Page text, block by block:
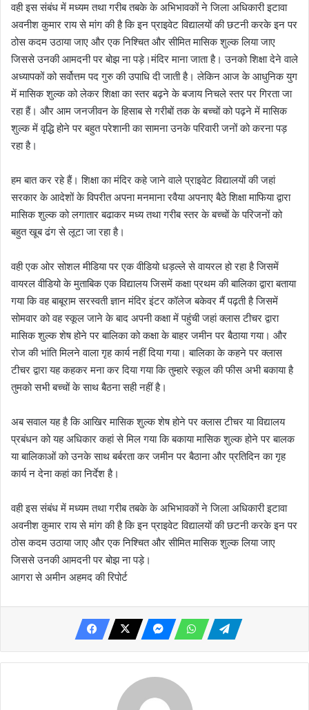
वही इस संबंध में मध्यम तथा गरीब तबके के अभिभावकों ने जिला अधिकारी इटावा
अवनीश कुमार राय से मांग की है कि इन प्राइवेट विद्यालयों की छटनी करके इन पर
ठोस कदम उठाया जाए और एक निश्चित और सीमित मासिक शुल्क लिया जाए
जिससे उनकी आमदनी पर बोझ ना पड़े।मंदिर माना जाता है। उनको शिक्षा देने वाले
अध्यापकों को सर्वोत्तम पद गुरु की उपाधि दी जाती है। लेकिन आज के आधुनिक युग
में मासिक शुल्क को लेकर शिक्षा का स्तर बढ़ने के बजाय निचले स्तर पर गिरता जा
रहा हैं। और आम जनजीवन के हिसाब से गरीबों तक के बच्चों को पढ़ने में मासिक
शुल्क में वृद्धि होने पर बहुत परेशानी का सामना उनके परिवारी जनों को करना पड़
रहा है।
हम बात कर रहे हैं। शिक्षा का मंदिर कहे जाने वाले प्राइवेट विद्यालयों की जहां
सरकार के आदेशों के विपरीत अपना मनमाना रवैया अपनाए बैठे शिक्षा माफिया द्वारा
मासिक शुल्क को लगातार बढाकर मध्य तथा गरीब स्तर के बच्चों के परिजनों को
बहुत खूब ढंग से लूटा जा रहा है।
वही एक ओर सोशल मीडिया पर एक वीडियो धड़ल्ले से वायरल हो रहा है जिसमें
वायरल वीडियो के मुताबिक एक विद्यालय जिसमें कक्षा प्रथम की बालिका द्वारा बताया
गया कि वह बाबूराम सरस्वती ज्ञान मंदिर इंटर कॉलेज बकेवर मैं पढ़ती है जिसमें
सोमवार को वह स्कूल जाने के बाद अपनी कक्षा में पहुंची जहां क्लास टीचर द्वारा
मासिक शुल्क शेष होने पर बालिका को कक्षा के बाहर जमीन पर बैठाया गया। और
रोज की भांति मिलने वाला गृह कार्य नहीं दिया गया। बालिका के कहने पर क्लास
टीचर द्वारा यह कहकर मना कर दिया गया कि तुम्हारे स्कूल की फीस अभी बकाया है
तुमको सभी बच्चों के साथ बैठना सही नहीं है।
अब सवाल यह है कि आखिर मासिक शुल्क शेष होने पर क्लास टीचर या विद्यालय
प्रबंधन को यह अधिकार कहां से मिल गया कि बकाया मासिक शुल्क होने पर बालक
या बालिकाओं को उनके साथ बर्बरता कर जमीन पर बैठाना और प्रतिदिन का गृह
कार्य न देना कहां का निर्देश है।
वही इस संबंध में मध्यम तथा गरीब तबके के अभिभावकों ने जिला अधिकारी इटावा
अवनीश कुमार राय से मांग की है कि इन प्राइवेट विद्यालयों की छटनी करके इन पर
ठोस कदम उठाया जाए और एक निश्चित और सीमित मासिक शुल्क लिया जाए
जिससे उनकी आमदनी पर बोझ ना पड़े।
आगरा से अमीन अहमद की रिपोर्ट